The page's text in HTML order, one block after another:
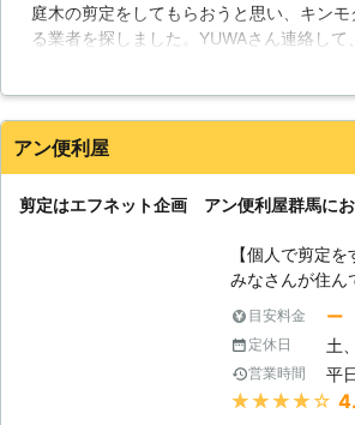
病・葉グサレ病
して3ヶ月でよ
うな話がある
間の病気以上に
満足できる剪定
りません。弊
構なのです。
「草木が伸びす
来てしまった…
責任をもって
毎年リピートし
にて、お気軽
せ。 【安心の明朗会計です】 当然、
お見積りや現地
く、作業後の追
ません。お見積
はいたしません
お支払いは、
庭木の剪定をしてもらおうと思い、キン
る業者を探しました。YUWAさん連絡し
聞いたのですが、キンモクセイも対応し
ていました。キンモクセイの剪定方法も理
整えてくれましたよ！
埼玉県 草加市 2016年12月29日
アン便利屋
剪定はエフネット企画 アン便利屋群馬にお
【個人で剪定
みなさんが住ん
えている木の
したことはあり
定をするための
等で購入するこ
し、剪定を行う
目安料金 ー
定休日 土
営業時間 平
★★★★★